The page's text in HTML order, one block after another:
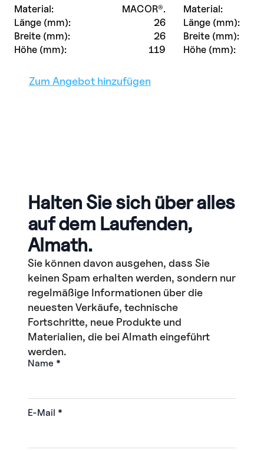
Material:
MACOR®.
Länge (mm):
26
Breite (mm):
26
Höhe (mm):
119
Zum Angebot hinzufügen
Material:
Länge (mm):
Breite (mm):
Höhe (mm):
Halten Sie sich über alles
auf dem Laufenden,
Almath.
Sie können davon ausgehen, dass Sie
keinen Spam erhalten werden, sondern nur
regelmäßige Informationen über die
neuesten Verkäufe, technische
Fortschritte, neue Produkte und
Materialien, die bei Almath eingeführt
werden.
Name *
E-Mail *